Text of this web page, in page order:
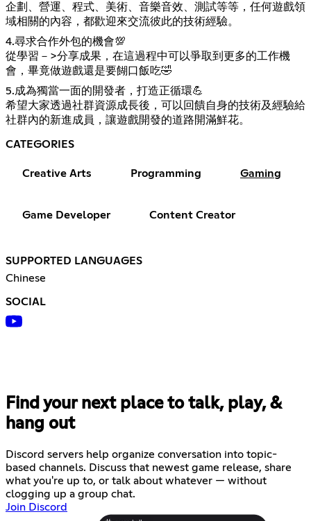
企劃、營運、程式、美術、音樂音效、測試等等，任何遊戲領
域相關的內容，都歡迎來交流彼此的技術經驗。
4.尋求合作外包的機會💯
從學習－>分享成果，在這過程中可以爭取到更多的工作機
會，畢竟做遊戲還是要餬口飯吃🤣
5.成為獨當一面的開發者，打造正循環💪
希望大家透過社群資源成長後，可以回饋自身的技術及經驗給
社群內的新進成員，讓遊戲開發的道路開滿鮮花。
CATEGORIES
Creative Arts Programming Gaming
Game Developer Content Creator
SUPPORTED LANGUAGES
Chinese
SOCIAL
Find your next place to talk, play, &
hang out
Discord servers help organize conversation into topic-
based channels. Discuss that newest game release, share
what you're up to, or talk about whatever — without
clogging up a group chat.
Join Discord